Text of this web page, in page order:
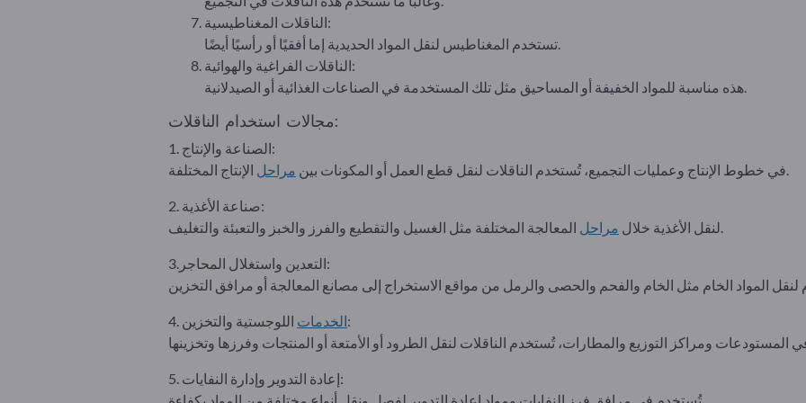
الناقلات المغناطيسية:
الناقلات الفراغية والهوائية:
مجالات استخدام الناقلات:
1. الصناعة والإنتاج:
في خطوط الإنتاج وعمليات التجميع، تُستخدم الناقلات لنقل قطع العمل أو المكونات بين مراحل
2. صناعة الأغذية:
لنقل الأغذية خلال مراحل
3.التعدين واستغلال المحاجر:
4. الخدماتاللوجستية والتخزين:
5. إعادة التدوير وإدارة النفايات: